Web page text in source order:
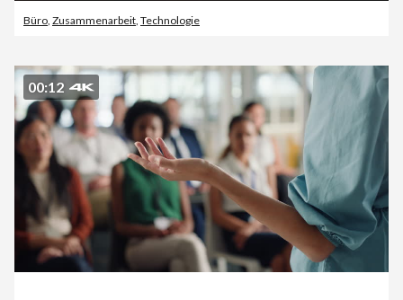
Büro, Zusammenarbeit, Technologie
00:12